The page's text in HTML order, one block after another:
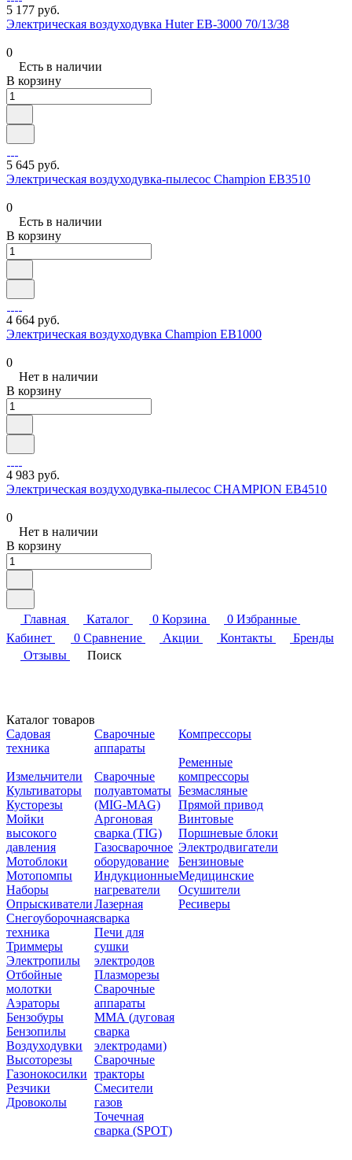
5 177 руб.
Электрическая воздуходувка Huter EB-3000 70/13/38
0
Есть в наличии
В корзину
5 645 руб.
Электрическая воздуходувка-пылесос Champion EB3510
0
Есть в наличии
В корзину
4 664 руб.
Электрическая воздуходувка Champion EB1000
0
Нет в наличии
В корзину
4 983 руб.
Электрическая воздуходувка-пылесос CHAMPION EB4510
0
Нет в наличии
В корзину
Главная Каталог 0 Корзина 0 Избранные
Кабинет
0 Сравнение Акции Контакты
Бренды
Отзывы
Поиск
Каталог товаров
Садовая
техника
Измельчители
Культиваторы
Кусторезы
Мойки
высокого
давления
Мотоблоки
Мотопомпы
Наборы
Опрыскиватели
Снегоуборочная
техника
Триммеры
Электропилы
Отбойные
молотки
Аэраторы
Бензобуры
Бензопилы
Воздуходувки
Высоторезы
Газонокосилки
Резчики
Дровоколы
Сварочные
аппараты
Сварочные
полуавтоматы
(MIG-MAG)
Аргоновая
сварка (TIG)
Газосварочное
оборудование
Индукционные
нагреватели
Лазерная
сварка
Печи для
сушки
электродов
Плазморезы
Сварочные
аппараты
ММА (дуговая
сварка
электродами)
Сварочные
тракторы
Смесители
газов
Точечная
сварка (SPOT)
Компрессоры
Ременные
компрессоры
Безмасляные
Прямой привод
Винтовые
Поршневые блоки
Электродвигатели
Бензиновые
Медицинские
Осушители
Ресиверы